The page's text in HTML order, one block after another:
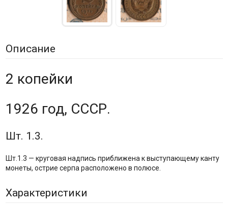
Описание
2 копейки
1926 год, СССР.
Шт. 1.3.
Шт.1.3 — круговая надпись приближена к выступающему канту
монеты, острие серпа расположено в полюсе.
Характеристики